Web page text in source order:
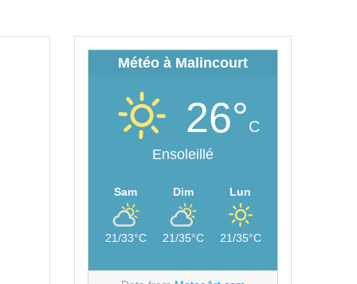
Météo à Malincourt
26°C
Ensoleillé
Sam
21/33°C
Dim
21/35°C
Lun
21/35°C